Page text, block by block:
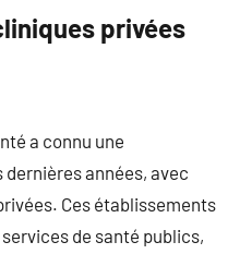
privées
a connu une
années, avec
Ces établissements
de santé publics,